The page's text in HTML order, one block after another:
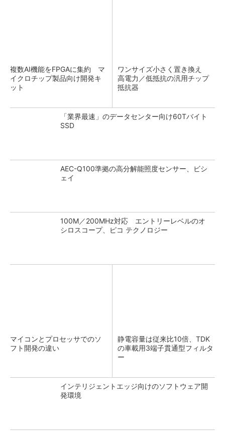
複数AI機能をFPGAに集約 マ
イクロチップ製品向け開発キ
ット
ワンサイズ小さく置き換え
高電力／低抵抗の汎用チップ
抵抗器
「業界最速」のデータセンター向け60Tバイト
SSD
AEC-Q100準拠の高分解能照度センサー、ビシ
ェイ
100M／200MHz対応 エントリーレベルのオ
シロスコープ、ピコ テクノロジー
マイコンとプロセッサでのソ
フト開発の違い
静電容量は従来比10倍、TDK
の車載用3端子貫通型フィルタ
ー
インテリジェントエッジ向けのソフトウェア開
発環境